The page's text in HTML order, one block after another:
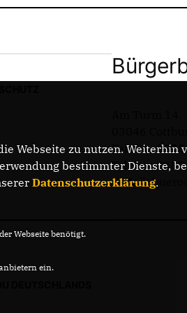
Telefon:
Telefax:
E-Mail:
Webseite zu nutzen.
bestimmter Dienste,
Datenschutzerklärung.
Webseite benötigt.
ein.